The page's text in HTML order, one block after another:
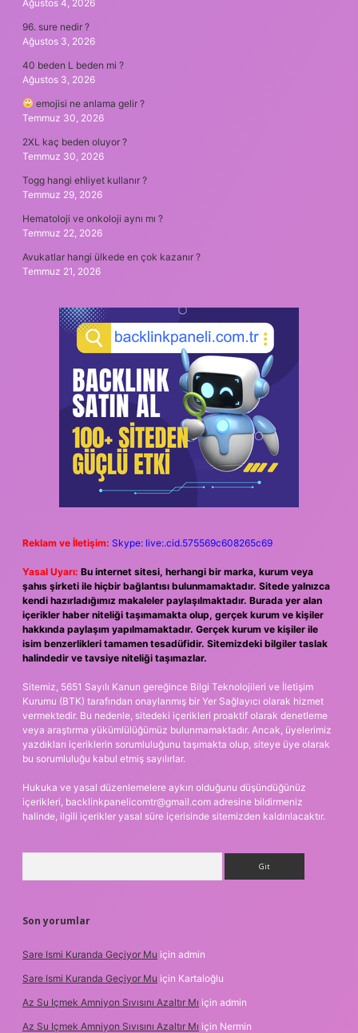
Ağustos 4, 2026
96. sure nedir ?
Ağustos 3, 2026
40 beden L beden mi ?
Ağustos 3, 2026
emojisi ne anlama gelir ?
Temmuz 30, 2026
2XL kaç beden oluyor ?
Temmuz 30, 2026
Togg hangi ehliyet kullanır ?
Temmuz 29, 2026
Hematoloji ve onkoloji aynı mı ?
Temmuz 22, 2026
Avukatlar hangi ülkede en çok kazanır ?
Temmuz 21, 2026
Reklam ve İletişim: Skype: live:.cid.575569c608265c69
Yasal Uyarı: Bu internet sitesi, herhangi bir marka, kurum veya
şahıs şirketi ile hiçbir bağlantısı bulunmamaktadır. Sitede yalnızca
kendi hazırladığımız makaleler paylaşılmaktadır. Burada yer alan
içerikler haber niteliği taşımamakta olup, gerçek kurum ve kişiler
hakkında paylaşım yapılmamaktadır. Gerçek kurum ve kişiler ile
isim benzerlikleri tamamen tesadüfidir. Sitemizdeki bilgiler taslak
halindedir ve tavsiye niteliği taşımazlar.
Sitemiz, 5651 Sayılı Kanun gereğince Bilgi Teknolojileri ve İletişim
Kurumu (BTK) tarafından onaylanmış bir Yer Sağlayıcı olarak hizmet
vermektedir. Bu nedenle, sitedeki içerikleri proaktif olarak denetleme
veya araştırma yükümlülüğümüz bulunmamaktadır. Ancak, üyelerimiz
yazdıkları içeriklerin sorumluluğunu taşımakta olup, siteye üye olarak
bu sorumluluğu kabul etmiş sayılırlar.
Hukuka ve yasal düzenlemelere aykırı olduğunu düşündüğünüz
içerikleri, backlinkpanelicomtr@gmail.com adresine bildirmeniz
halinde, ilgili içerikler yasal süre içerisinde sitemizden kaldırılacaktır.
Son yorumlar
Sare Ismi Kuranda Geçiyor Mu için admin
Sare Ismi Kuranda Geçiyor Mu için Kartaloğlu
Az Su Içmek Amniyon Sıvısını Azaltır Mı için admin
Az Su Içmek Amniyon Sıvısını Azaltır Mı için Nermin